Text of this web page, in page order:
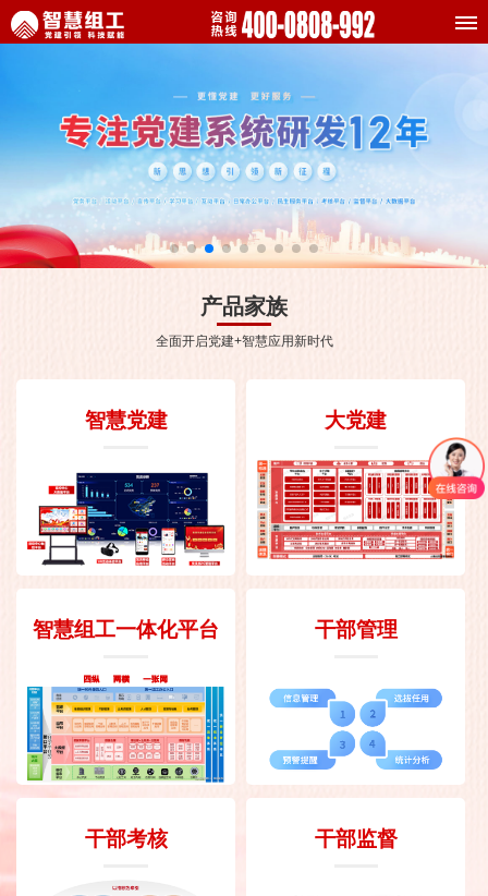
产品家族
全面开启党建+智慧应用新时代
智慧党建 大党建
智慧组工一体化平台 干部管理
干部考核 干部监督